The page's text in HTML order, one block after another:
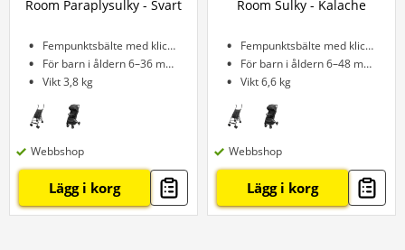
Room Paraplysulky - Svart
Fempunktsbälte med klicklås
För barn i åldern 6–36 månader
Vikt 3,8 kg
Webbshop
Lägg i korg
Room Sulky - Kalache
Fempunktsbälte med klicklås
För barn i åldern 6–48 månader
Vikt 6,6 kg
Webbshop
Lägg i korg